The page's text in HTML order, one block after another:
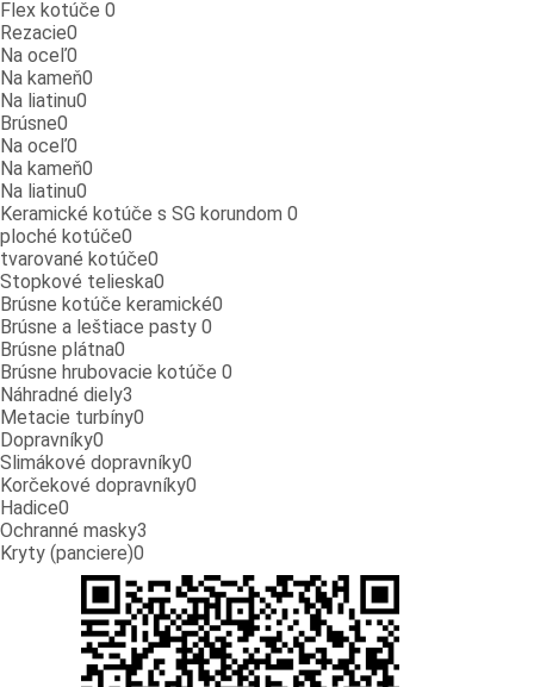
Flex kotúče 0
Rezacie0
Na oceľ0
Na kameň0
Na liatinu0
Brúsne0
Na oceľ0
Na kameň0
Na liatinu0
Keramické kotúče s SG korundom 0
ploché kotúče0
tvarované kotúče0
Stopkové telieska0
Brúsne kotúče keramické0
Brúsne a leštiace pasty 0
Brúsne plátna0
Brúsne hrubovacie kotúče 0
Náhradné diely3
Metacie turbíny0
Dopravníky0
Slimákové dopravníky0
Korčekové dopravníky0
Hadice0
Ochranné masky3
Kryty (panciere)0